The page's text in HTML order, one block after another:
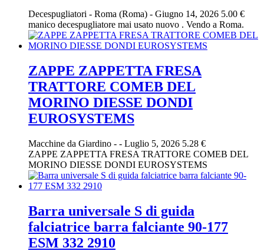
Decespugliatori - Roma (Roma) - Giugno 14, 2026 5.00 €
manico decespugliatore mai usato nuovo . Vendo a Roma.
ZAPPE ZAPPETTA FRESA
TRATTORE COMEB DEL
MORINO DIESSE DONDI
EUROSYSTEMS
Macchine da Giardino - - Luglio 5, 2026 5.28 €
ZAPPE ZAPPETTA FRESA TRATTORE COMEB DEL
MORINO DIESSE DONDI EUROSYSTEMS
Barra universale S di guida
falciatrice barra falciante 90-177
ESM 332 2910